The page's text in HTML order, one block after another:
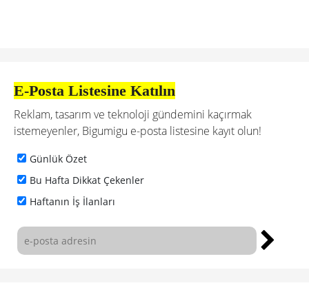
E-Posta Listesine Katılın
Reklam, tasarım ve teknoloji gündemini kaçırmak
istemeyenler, Bigumigu e-posta listesine kayıt olun!
Günlük Özet
Bu Hafta Dikkat Çekenler
Haftanın İş İlanları